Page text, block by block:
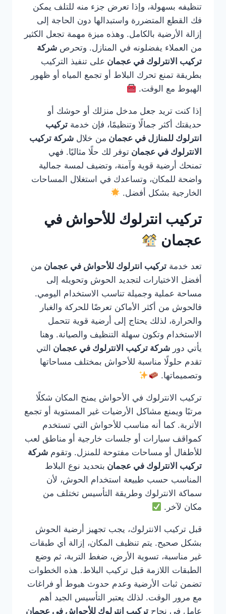
تنظيفه بسهولة، وإذا تعرض جزء منه للتلف يمكن
فك القطع المتضررة واستبدالها دون الحاجة إلى
إزالة الأرضية بالكامل. وهذه ميزة مهمة تجعل الكثير
من العملاء يفضلونه في المنازل. وتحرص شركة
تركيب الانترلوك في عجمان على تنفيذ التركيب
بطريقة تمنع تحرك البلاط أو تجمع المياه أو ظهور
الهبوط مع الوقت.
إذا كنت تريد جعل مدخل منزلك أو حوشك أو
حديقتك أكثر جمالًا وتنظيمًا، فإن خدمة تركيب
انترلوك للمنازل في عجمان من خلال شركة تركيب
الانترلوك في عجمان توفر لك حلًا مثاليًا. فهي
تمنحك أرضية قوية وآمنة، وتضيف لمسة جمالية
واضحة للمكان، وتساعدك في استغلال المساحات
الخارجية بشكل أفضل.
تركيب انترلوك للأحواش في
عجمان
تعد خدمة تركيب انترلوك للأحواش في عجمان من
أفضل الاختيارات لتجديد الحوش وتحويله إلى
مساحة عملية وجميلة تناسب الاستخدام اليومي.
فالحوش من أكثر الأماكن تعرضًا للحركة والغبار
والحرارة، لذلك يحتاج إلى أرضية قوية تتحمل
الاستخدام وتكون سهلة التنظيف والصيانة. وهنا
يأتي دور شركة تركيب الانترلوك في عجمان التي
تقدم حلولًا مناسبة للأحواش بمختلف مساحاتها
وتصميماتها.
تركيب الانترلوك في الأحواش يمنح المكان شكلًا
مرتبًا ويمنع مشاكل الأرضيات غير المستوية أو تجمع
الأتربة. كما أنه مناسب للأحواش التي تستخدم
كمواقف سيارات أو جلسات خارجية أو مناطق لعب
للأطفال أو مساحات مفتوحة للمنزل. وتقوم شركة
تركيب الانترلوك في عجمان بتحديد نوع البلاط
المناسب حسب طبيعة استخدام الحوش، لأن
سماكة الانترلوك وطريقة التأسيس تختلف من
مكان لآخر.
قبل تركيب الانترلوك، يجب تجهيز أرضية الحوش
بشكل صحيح. يتم تنظيف المكان، إزالة أي طبقات
غير مناسبة، تسوية الأرض، ضغط التربة، ثم وضع
الطبقات اللازمة قبل تركيب البلاط. هذه الخطوات
تضمن ثبات الأرضية وعدم حدوث هبوط أو فراغات
مع مرور الوقت. لذلك يعتبر التأسيس الجيد أهم
عامل في نجاح تركيب انترلوك للأحواش في عجمان